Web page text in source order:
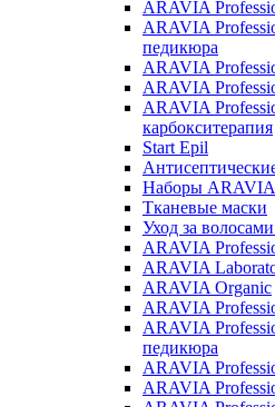
ARAVIA
ARAVIA
педикюра
ARAVIA
ARAVIA
ARAVIA
карбокситерапия
Start Epil
Наборы ARAVIA
Тканевые маски
Уход за
ARAVIA
ARAVIA
ARAVIA Organic
ARAVIA
ARAVIA
педикюра
ARAVIA
ARAVIA